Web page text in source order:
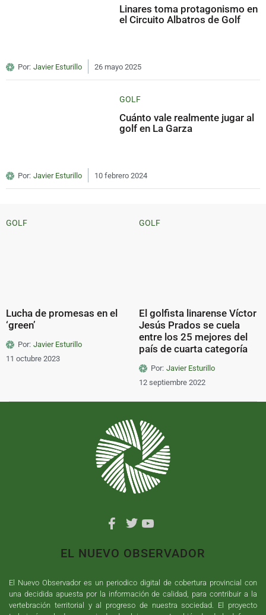
Linares toma protagonismo en
el Circuito Albatros de Golf
Por: Javier Esturillo 26 mayo 2025
GOLF
Cuánto vale realmente jugar al
golf en La Garza
Por: Javier Esturillo 10 febrero 2024
GOLF
Lucha de promesas en el
‘green’
Por: Javier Esturillo
11 octubre 2023
GOLF
El golfista linarense Víctor
Jesús Prados se cuela
entre los 25 mejores del
país de cuarta categoría
Por: Javier Esturillo
12 septiembre 2022
EL NUEVO OBSERVADOR
El Nuevo Observador es un periodico digital de cobertura provincial con
una decidida apuesta por la información de calidad, para contribuir a la
vertebración territorial y al progreso de nuestra sociedad. El proyecto